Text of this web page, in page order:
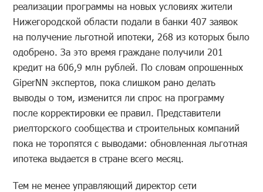
реализации программы на новых условиях жители
Нижегородской области подали в банки 407 заявок
на получение льготной ипотеки, 268 из которых было
одобрено. За это время граждане получили 201
кредит на 606,9 млн рублей. По словам опрошенных
GiperNN экспертов, пока слишком рано делать
выводы о том, изменится ли спрос на программу
после корректировки ее правил. Представители
риелторского сообщества и строительных компаний
пока не торопятся с выводами: обновленная льготная
ипотека выдается в стране всего месяц.
Тем не менее управляющий директор сети